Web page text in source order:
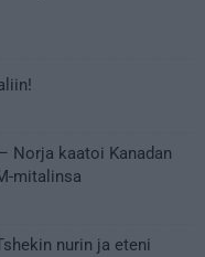
Norja kaatoi Kanadan
mitalinsa
nurin ja eteni